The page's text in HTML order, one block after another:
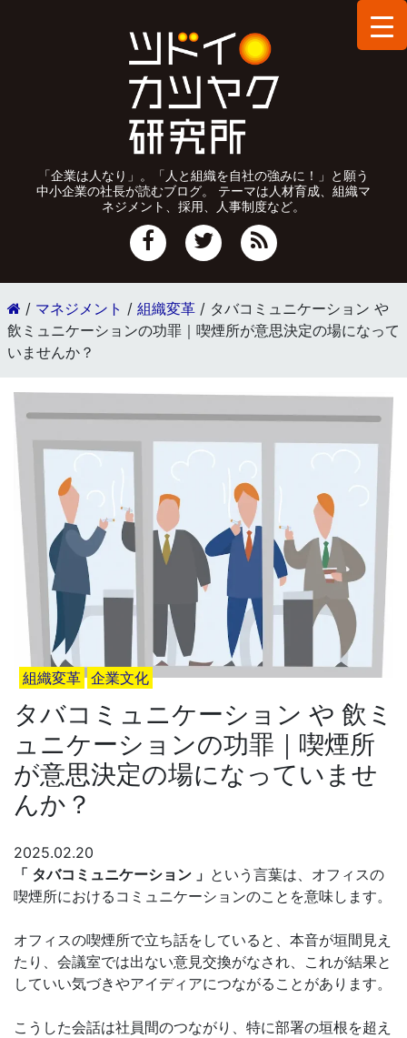
「企業は人なり」。「人と組織を自社の強みに！」と願う
中小企業の社長が読むブログ。 テーマは人材育成、組織マ
ネジメント、採用、人事制度など。
/ マネジメント / 組織変革 / タバコミュニケーション や
飲ミュニケーションの功罪｜喫煙所が意思決定の場になって
いませんか？
組織変革 企業文化
タバコミュニケーション や 飲ミ
ュニケーションの功罪｜喫煙所
が意思決定の場になっていませ
んか？
2025.02.20
「 タバコミュニケーション 」 という言葉は、オフィスの
喫煙所におけるコミュニケーションのことを意味します。
オフィスの喫煙所で立ち話をしていると、本音が垣間見え
たり、会議室では出ない意見交換がなされ、これが結果と
していい気づきやアイディアにつながることがあります。
こうした会話は社員間のつながり、特に部署の垣根を超え